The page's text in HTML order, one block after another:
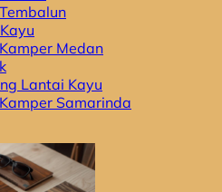
Medan
Lantai Kayu
Samarinda